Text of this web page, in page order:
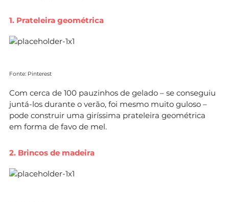
1. Prateleira geométrica
Fonte: Pinterest
Com cerca de 100 pauzinhos de gelado – se conseguiu
juntá-los durante o verão, foi mesmo muito guloso –
pode construir uma giríssima prateleira geométrica
em forma de favo de mel.
2. Brincos de madeira